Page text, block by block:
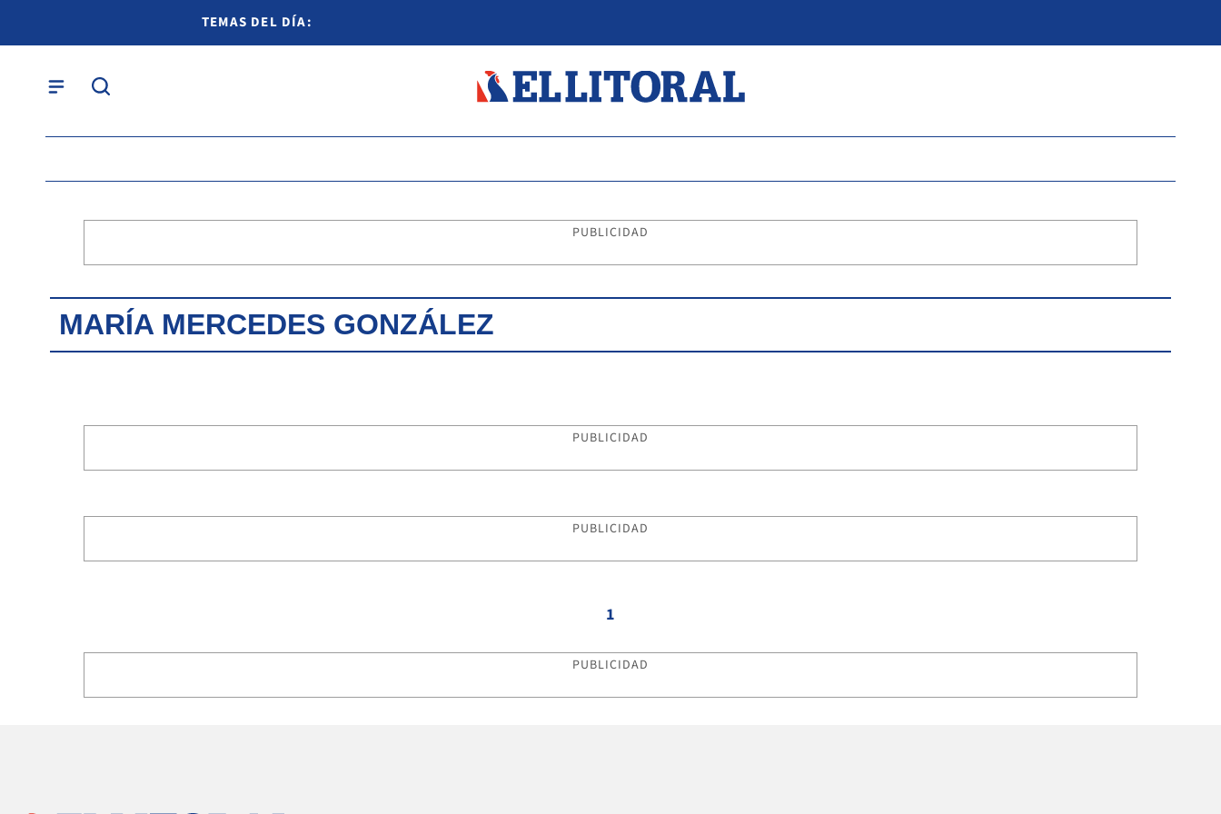
TEMAS DEL DÍA:
PUBLICIDAD
MARÍA MERCEDES GONZÁLEZ
PUBLICIDAD
PUBLICIDAD
1
PUBLICIDAD